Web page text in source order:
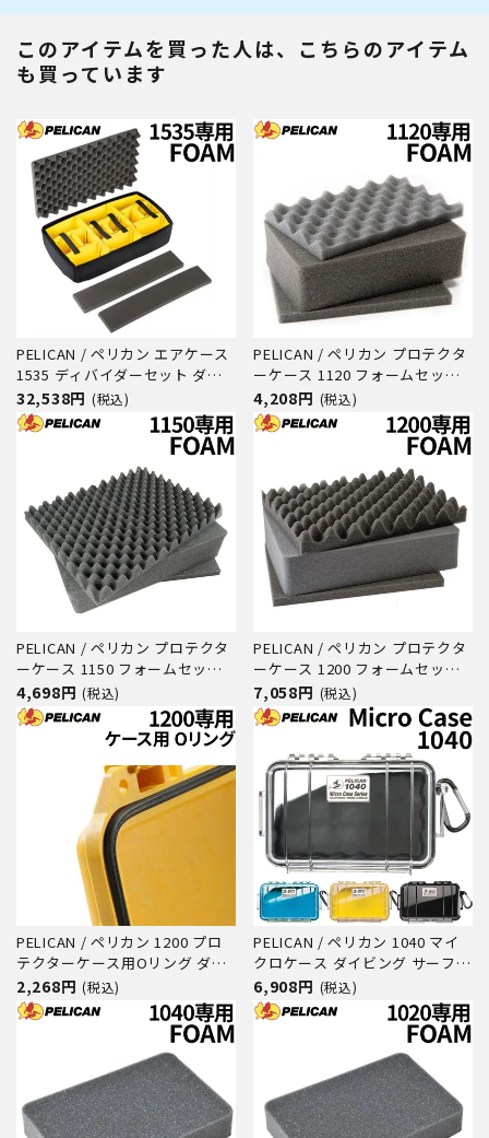
このアイテムを買った人は、こちらのアイテム
も買っています
PELICAN / ペリカン エアケース
1535 ディバイダーセット ダイ
ビング サーフィン アウトドア
キャンプ 釣り カメラ 精密機器
防水 防塵 耐衝撃
32,538円 (税込)
PELICAN / ペリカン プロテクタ
ーケース 1120 フォームセット
ダイビング サーフィン アウトド
ア キャンプ 釣り カメラ 精密機
器 防水 防塵 耐衝撃
4,208円 (税込)
PELICAN / ペリカン プロテクタ
ーケース 1150 フォームセット
ダイビング サーフィン アウトド
ア キャンプ 釣り カメラ 精密機
器 防水 防塵 耐衝撃
4,698円 (税込)
PELICAN / ペリカン プロテクタ
ーケース 1200 フォームセット
ダイビング サーフィン アウトド
ア キャンプ 釣り カメラ 精密機
器 防水 防塵 耐衝撃
7,058円 (税込)
PELICAN / ペリカン 1200 プロ
テクターケース用Oリング ダイ
ビング サーフィン アウトドア
キャンプ 釣り カメラ 精密機器
防水 防塵 耐衝撃
2,268円 (税込)
PELICAN / ペリカン 1040 マイ
クロケース ダイビング サーフィ
ン アウトドア キャンプ 釣り カ
メラ 精密機器 防水 防塵 耐衝撃
6,908円 (税込)